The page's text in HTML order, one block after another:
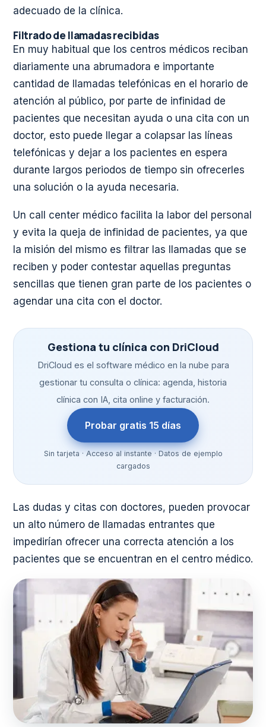
adecuado de la clínica.
Filtrado de llamadas recibidas
En muy habitual que los centros médicos reciban
diariamente una abrumadora e importante
cantidad de llamadas telefónicas en el horario de
atención al público, por parte de infinidad de
pacientes que necesitan ayuda o una cita con un
doctor, esto puede llegar a colapsar las líneas
telefónicas y dejar a los pacientes en espera
durante largos periodos de tiempo sin ofrecerles
una solución o la ayuda necesaria.
Un call center médico facilita la labor del personal
y evita la queja de infinidad de pacientes, ya que
la misión del mismo es filtrar las llamadas que se
reciben y poder contestar aquellas preguntas
sencillas que tienen gran parte de los pacientes o
agendar una cita con el doctor.
Gestiona tu clínica con DriCloud
DriCloud es el software médico en la nube para
gestionar tu consulta o clínica: agenda, historia
clínica con IA, cita online y facturación.
Probar gratis 15 días
Sin tarjeta · Acceso al instante · Datos de ejemplo
cargados
Las dudas y citas con doctores, pueden provocar
un alto número de llamadas entrantes que
impedirían ofrecer una correcta atención a los
pacientes que se encuentran en el centro médico.